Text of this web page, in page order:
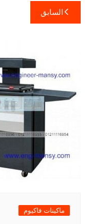
تصفّح
المقالات
السابق
ماكينات فاكيوم